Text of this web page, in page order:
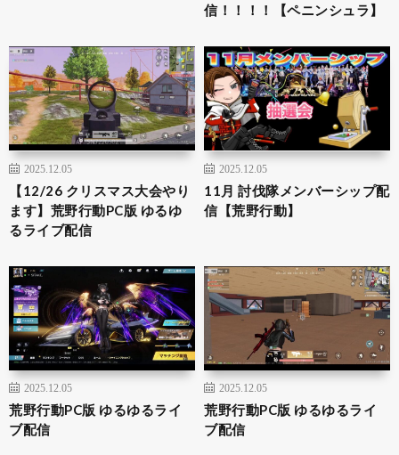
信！！！！【ペニンシュラ】
2025.12.05
【12/26 クリスマス大会やり
ます】荒野行動PC版 ゆるゆ
るライブ配信
2025.12.05
11月 討伐隊メンバーシップ配
信【荒野行動】
2025.12.05
荒野行動PC版 ゆるゆるライ
ブ配信
2025.12.05
荒野行動PC版 ゆるゆるライ
ブ配信